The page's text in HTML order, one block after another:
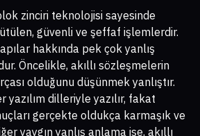
zinciri teknolojisi sayesinde
güvenli ve şeffaf işlemlerdir.
hakkında pek çok yanlış
Öncelikle, akıllı sözleşmelerin
olduğunu düşünmek yanlıştır.
dilleriyle yazılır, fakat
gerçekte oldukça karmaşık ve
yaygın yanlış anlama ise, akıllı